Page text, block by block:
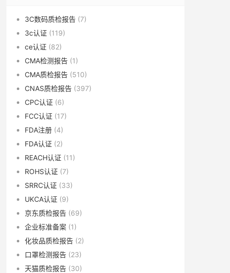
3C数码质检报告 (7)
3c认证 (119)
ce认证 (82)
CMA检测报告 (1)
CMA质检报告 (510)
CNAS质检报告 (397)
CPC认证 (6)
FCC认证 (17)
FDA注册 (4)
FDA认证 (2)
REACH认证 (11)
ROHS认证 (7)
SRRC认证 (33)
UKCA认证 (9)
京东质检报告 (69)
企业标准备案 (1)
化妆品质检报告 (2)
口罩检测报告 (23)
天猫质检报告 (30)